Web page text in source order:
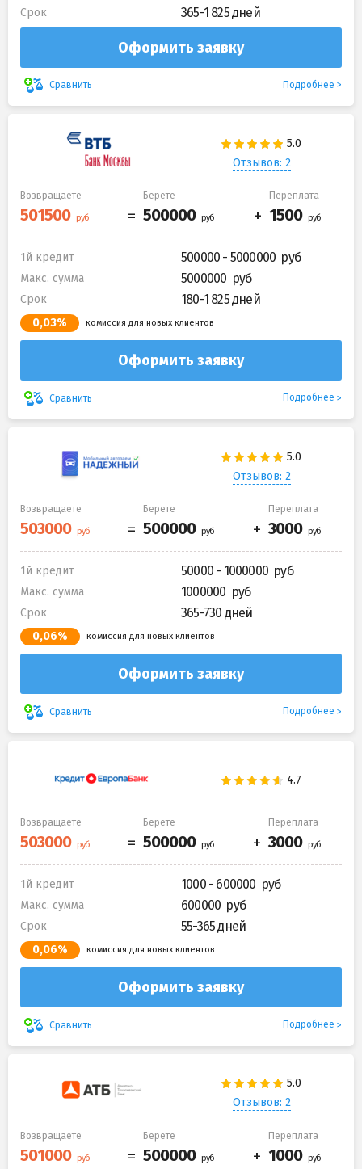
Срок 365-1 825 дней
Оформить заявку
Сравнить Подробнее
Отзывов: 2
Возвращаете Берете Переплата
1й кредит 500000 - 5000000
Макс. сумма 5000000
Срок 180-1 825 дней
0,03% комиссия для новых клиентов
Оформить заявку
Сравнить Подробнее
Отзывов: 2
Возвращаете Берете Переплата
1й кредит 50000 - 1000000
Макс. сумма 1000000
Срок 365-730 дней
0,06% комиссия для новых клиентов
Оформить заявку
Сравнить Подробнее
Возвращаете Берете Переплата
1й кредит 1000 - 600000
Макс. сумма 600000
Срок 55-365 дней
0,06% комиссия для новых клиентов
Оформить заявку
Сравнить Подробнее
Отзывов: 2
Возвращаете Берете Переплата